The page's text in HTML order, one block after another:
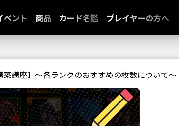
ベント 商品 カード名鑑 プレイヤーの方へ
講座】〜各ランクのおすすめの枚数について〜